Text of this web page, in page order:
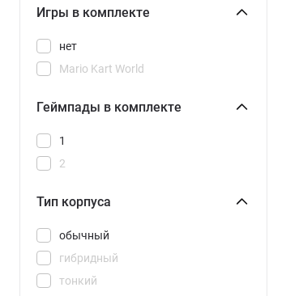
Игры в комплекте
Mario Kart World
нет
Геймпады в комплекте
1
2
Тип корпуса
гибридный
обычный
тонкий